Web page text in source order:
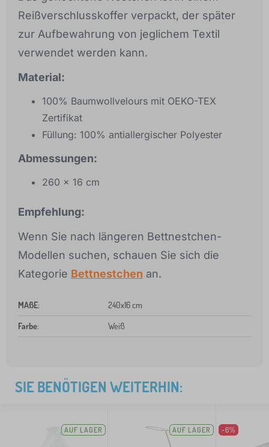
Reißverschlusskoffer verpackt, der später
zur Aufbewahrung von jeglichem Textil
verwendet werden kann.
Material:
100% Baumwollvelours mit OEKO-TEX
Zertifikat
Füllung: 100% antiallergischer Polyester
Abmessungen:
260 x 16 cm
Empfehlung:
Wenn Sie nach längeren Bettnestchen-
Modellen suchen, schauen Sie sich die
Kategorie Bettnestchen an.
MAßE: 240x16 cm
Farbe: Weiß
SIE BENÖTIGEN WEITERHIN:
AUF LAGER AUF LAGER -6%